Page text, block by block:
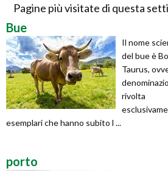
Pagine più visitate di questa
Bue
Il nome
del bue è
Taurus,
rivolta
esemplari che hanno subito l ...
porto